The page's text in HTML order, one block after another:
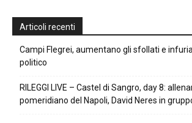
Articoli recenti
Campi Flegrei, aumentano gli sfollati e
politico
RILEGGI LIVE – Castel di Sangro, day 8:
pomeridiano del Napoli, David Neres in